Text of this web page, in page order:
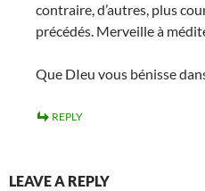
contraire, d’autres, plus
précédés. Merveille à
Que DIeu vous bénisse
REPLY
LEAVE A REPLY